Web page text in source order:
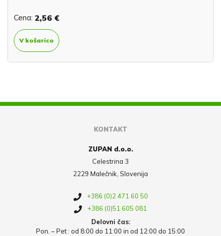
Cena: 2,56 €
V košarico
KONTAKT
ZUPAN d.o.o.
Celestrina 3
2229 Malečnik, Slovenija
+386 (0)2 471 60 50
+386 (0)51 605 081
Delovni čas:
Pon. – Pet : od 8:00 do 11:00 in od 12:00 do 15:00